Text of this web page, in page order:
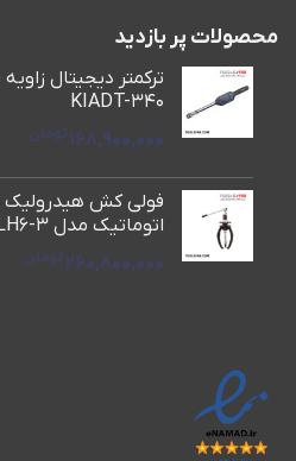
محصولات پر بازدید
KIADT-340
168,900,000تومان
اتوماتیک مدل YLH6-3
260,800,000تومان